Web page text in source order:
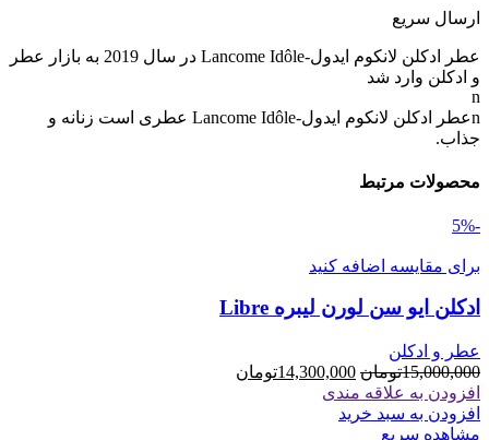
ارسال سریع
عطر ادکلن لانکوم ایدول-Lancome Idôle در سال 2019 به بازار عطر
و ادکلن وارد شد
n
nعطر ادکلن لانکوم ایدول-Lancome Idôle عطری است زنانه و
جذاب.
محصولات مرتبط
-5%
برای مقایسه اضافه کنید
ادکلن ایو سن لورن لیبره Libre
عطر و ادکلن
15,000,000تومان قیمت
اصلی
14,300,000تومان
افزودن به علاقه مندی
افزودن به سبد خرید
مشاهده سریع